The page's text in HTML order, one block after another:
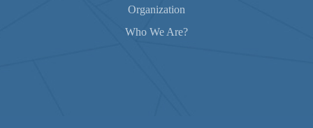
Organization
Who We Are?